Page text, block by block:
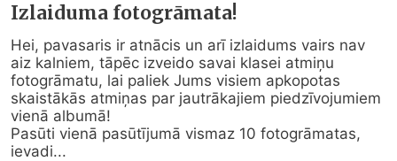
Izlaiduma fotogrāmata!
Hei, pavasaris ir atnācis un arī izlaidums vairs nav
aiz kalniem, tāpēc izveido savai klasei atmiņu
fotogrāmatu, lai paliek Jums visiem apkopotas
skaistākās atmiņas par jautrākajiem piedzīvojumiem
vienā albumā!
Pasūti vienā pasūtījumā vismaz 10 fotogrāmatas,
ievadi...